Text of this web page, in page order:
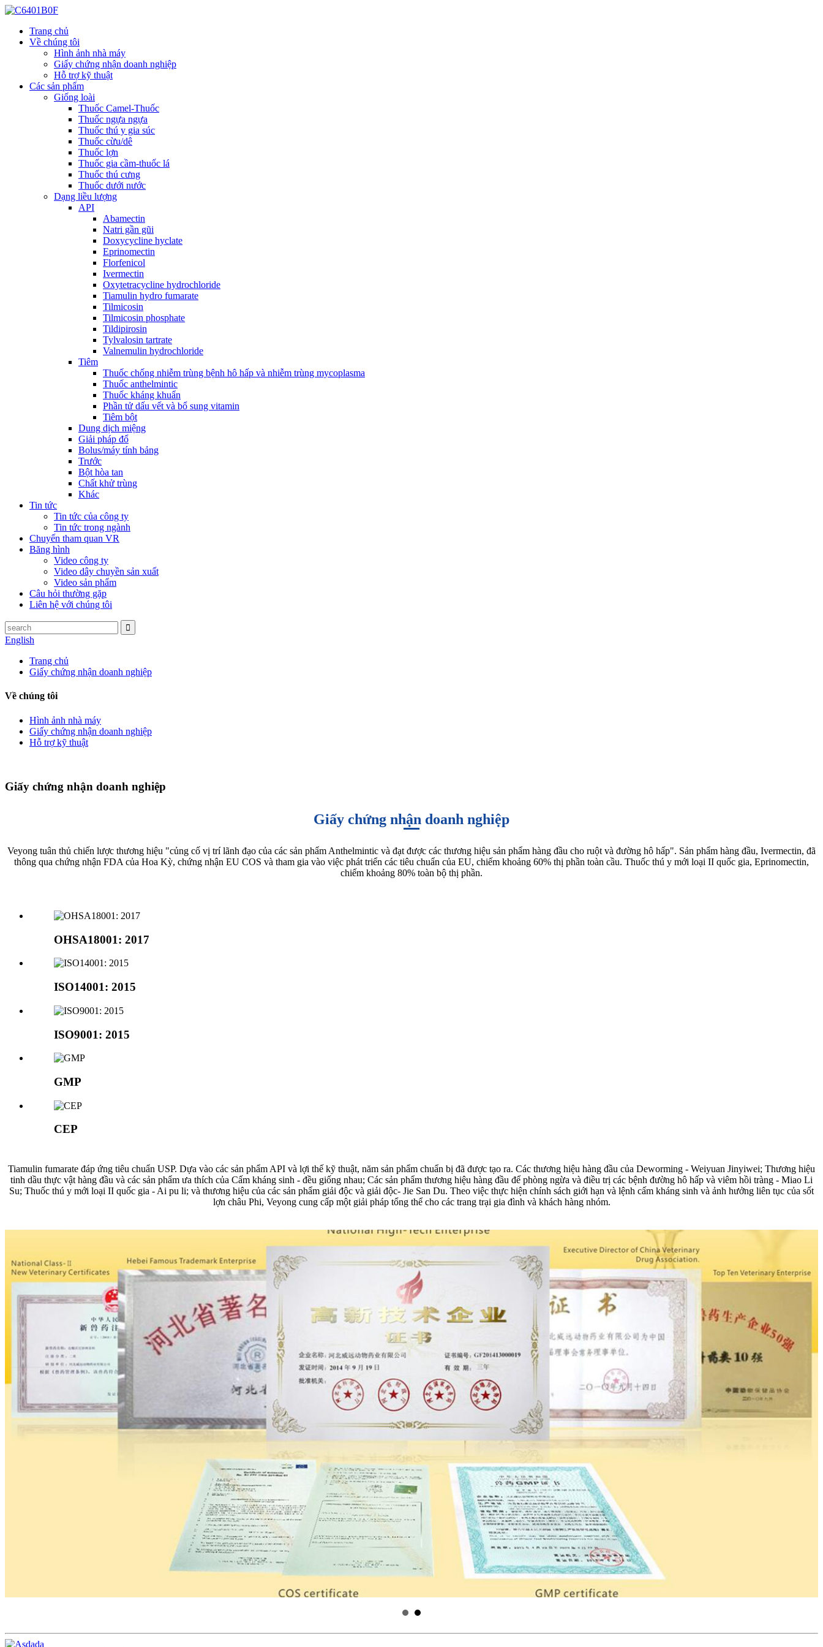
Trang chủ
Về chúng tôi
Hình ảnh nhà máy
Giấy chứng nhận doanh nghiệp
Hỗ trợ kỹ thuật
Các sản phẩm
Giống loài
Thuốc Camel-Thuốc
Thuốc ngựa ngựa
Thuốc thú y gia súc
Thuốc cừu/dê
Thuốc lợn
Thuốc gia cầm-thuốc lá
Thuốc thú cưng
Thuốc dưới nước
Dạng liều lượng
API
Abamectin
Natri gần gũi
Doxycycline hyclate
Eprinomectin
Florfenicol
Ivermectin
Oxytetracycline hydrochloride
Tiamulin hydro fumarate
Tilmicosin
Tilmicosin phosphate
Tildipirosin
Tylvalosin tartrate
Valnemulin hydrochloride
Tiêm
Thuốc chống nhiễm trùng bệnh hô hấp và nhiễm trùng mycoplasma
Thuốc anthelmintic
Thuốc kháng khuẩn
Phần tử dấu vết và bổ sung vitamin
Tiêm bột
Dung dịch miệng
Giải pháp đổ
Bolus/máy tính bảng
Trước
Bột hòa tan
Chất khử trùng
Khác
Tin tức
Tin tức của công ty
Tin tức trong ngành
Chuyến tham quan VR
Băng hình
Video công ty
Video dây chuyền sản xuất
Video sản phẩm
Câu hỏi thường gặp
Liên hệ với chúng tôi
English
Trang chủ
Giấy chứng nhận doanh nghiệp
Về chúng tôi
Hình ảnh nhà máy
Giấy chứng nhận doanh nghiệp
Hỗ trợ kỹ thuật
Giấy chứng nhận doanh nghiệp
Giấy chứng nhận doanh nghiệp
Veyong tuân thủ chiến lược thương hiệu "củng cố vị trí lãnh đạo của các sản phẩm Anthelmintic và đạt được các thương hiệu sản phẩm hàng đầu cho ruột và đường hô hấp". Sản phẩm hàng đầu, Ivermectin, đã
thông qua chứng nhận FDA của Hoa Kỳ, chứng nhận EU COS và tham gia vào việc phát triển các tiêu chuẩn của EU, chiếm khoảng 60% thị phần toàn cầu. Thuốc thú y mới loại II quốc gia, Eprinomectin,
chiếm khoảng 80% toàn bộ thị phần.
OHSA18001: 2017
ISO14001: 2015
ISO9001: 2015
GMP
CEP
Tiamulin fumarate đáp ứng tiêu chuẩn USP. Dựa vào các sản phẩm API và lợi thế kỹ thuật, năm sản phẩm chuẩn bị đã được tạo ra. Các thương hiệu hàng đầu của Deworming - Weiyuan Jinyiwei; Thương hiệu
tinh dầu thực vật hàng đầu và các sản phẩm ưa thích của Cấm kháng sinh - đều giống nhau; Các sản phẩm thương hiệu hàng đầu để phòng ngừa và điều trị các bệnh đường hô hấp và viêm hồi tràng - Miao Li
Su; Thuốc thú y mới loại II quốc gia - Ai pu li; và thương hiệu của các sản phẩm giải độc và giải độc- Jie San Du. Theo việc thực hiện chính sách giới hạn và lệnh cấm kháng sinh và ảnh hưởng liên tục của sốt
lợn châu Phi, Veyong cung cấp một giải pháp tổng thể cho các trang trại gia đình và khách hàng nhóm.